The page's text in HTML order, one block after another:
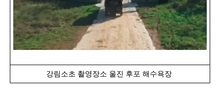
강림소초 촬영장소 울진 후포 해수욕장